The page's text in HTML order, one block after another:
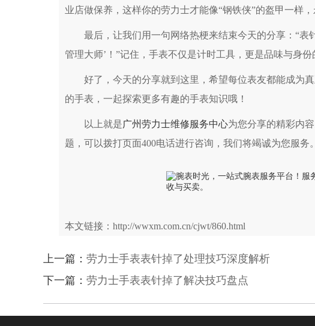
业店做保养，这样你的劳力士才能像“钢铁侠”的盔甲一样，
最后，让我们用一句网络热梗来结束今天的分享：“表
管理大师’！”记住，手表不仅是计时工具，更是品味与身
好了，今天的分享就到这里，希望每位表友都能成为真
的手表，一起探索更多有趣的手表知识哦！
以上就是广州劳力士维修服务中心为您分享的精彩内
题，可以拨打页面400电话进行咨询，我们将竭诚为您服务。
本文链接：http://wwxm.com.cn/cjwt/860.html
上一篇： 劳力士手表表针掉了处理技巧深度解析
下一篇： 劳力士手表表针掉了解决技巧盘点